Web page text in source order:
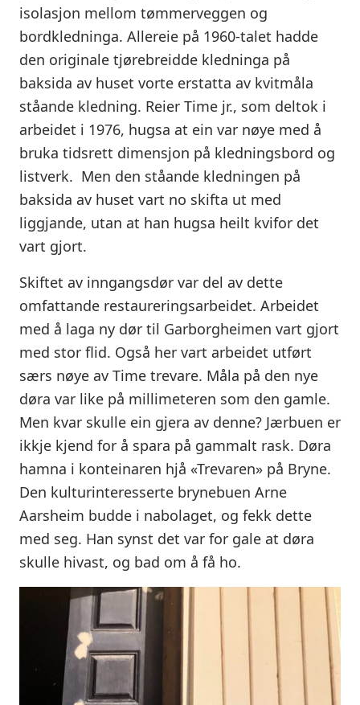
isolasjon mellom tømmerveggen og
bordkledninga. Allereie på 1960-talet hadde
den originale tjørebreidde kledninga på
baksida av huset vorte erstatta av kvitmåla
ståande kledning. Reier Time jr., som deltok i
arbeidet i 1976, hugsa at ein var nøye med å
bruka tidsrett dimensjon på kledningsbord og
listverk. Men den ståande kledningen på
baksida av huset vart no skifta ut med
liggjande, utan at han hugsa heilt kvifor det
vart gjort.
Skiftet av inngangsdør var del av dette
omfattande restaureringsarbeidet. Arbeidet
med å laga ny dør til Garborgheimen vart gjort
med stor flid. Også her vart arbeidet utført
særs nøye av Time trevare. Måla på den nye
døra var like på millimeteren som den gamle.
Men kvar skulle ein gjera av denne? Jærbuen er
ikkje kjend for å spara på gammalt rask. Døra
hamna i konteinaren hjå «Trevaren» på Bryne.
Den kulturinteresserte brynebuen Arne
Aarsheim budde i nabolaget, og fekk dette
med seg. Han synst det var for gale at døra
skulle hivast, og bad om å få ho.